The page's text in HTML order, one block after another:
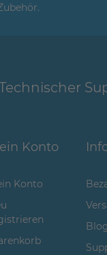
Konto
Konto
Blog